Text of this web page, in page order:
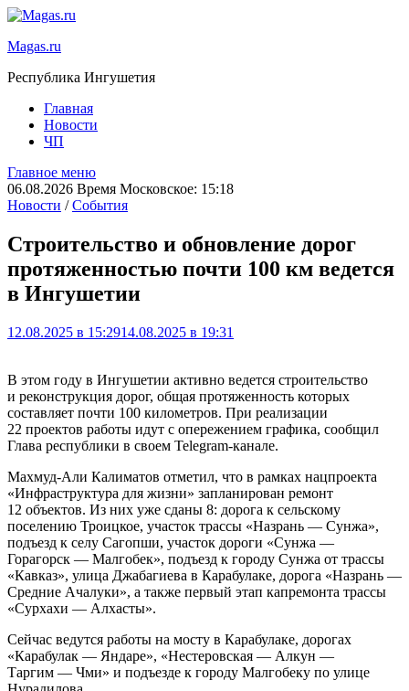
Magas.ru
Республика Ингушетия
Главная
Новости
ЧП
Главное меню
06.08.2026 Время Московское: 15:18
Новости /События
Строительство и обновление дорог
протяженностью почти 100 км ведется
в Ингушетии
12.08.2025 в 15:2914.08.2025 в 19:31
В этом году в Ингушетии активно ведется строительство
и реконструкция дорог, общая протяженность которых
составляет почти 100 километров. При реализации
22 проектов работы идут с опережением графика, сообщил
Глава республики в своем Telegram-канале.
Махмуд-Али Калиматов отметил, что в рамках нацпроекта
«Инфраструктура для жизни» запланирован ремонт
12 объектов. Из них уже сданы 8: дорога к сельскому
поселению Троицкое, участок трассы «Назрань — Сунжа»,
подъезд к селу Сагопши, участок дороги «Сунжа —
Горагорск — Малгобек», подъезд к городу Сунжа от трассы
«Кавказ», улица Джабагиева в Карабулаке, дорога «Назрань —
Средние Ачалуки», а также первый этап капремонта трассы
«Сурхахи — Алхасты».
Сейчас ведутся работы на мосту в Карабулаке, дорогах
«Карабулак — Яндаре», «Нестеровская — Алкун —
Таргим — Чми» и подъезде к городу Малгобеку по улице